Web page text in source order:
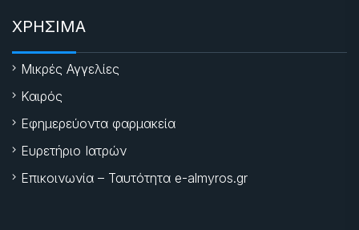
ΧΡΗΣΙΜΑ
Μικρές Αγγελίες
Καιρός
Εφημερεύοντα φαρμακεία
Ευρετήριο Ιατρών
Επικοινωνία – Ταυτότητα e-almyros.gr